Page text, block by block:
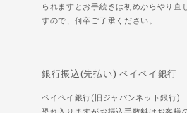
られますとお手続きは初めからやり直
すので、何卒ご了承ください。
銀行振込(先払い) ペイペイ銀行
ペイペイ銀行(旧ジャパンネット銀行)